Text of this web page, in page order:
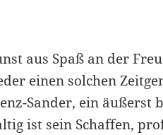
aus Spaß an der
einen solchen
Sander, ein äußerst
ist sein Schaffen,